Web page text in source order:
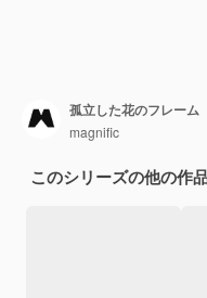
孤立した花のフレーム
magnific
このシリーズの他の作